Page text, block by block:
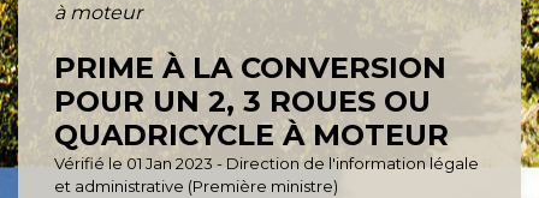
à moteur
PRIME À LA CONVERSION
POUR UN 2, 3 ROUES OU
QUADRICYCLE À MOTEUR
Vérifié le 01 Jan 2023 - Direction de l'information légale
et administrative (Première ministre)